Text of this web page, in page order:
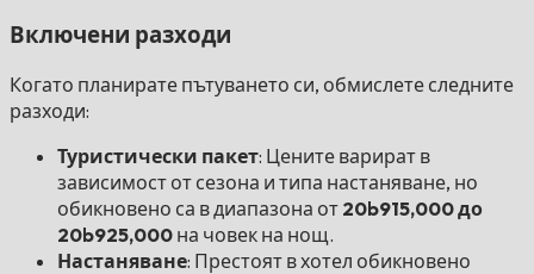
Включени разходи
Когато планирате пътуването си, обмислете следните
разходи:
Туристически пакет: Цените варират в
зависимост от сезона и типа настаняване, но
обикновено са в диапазона от 20b915,000 до
20b925,000 на човек на нощ.
Настаняване: Престоят в хотел обикновено